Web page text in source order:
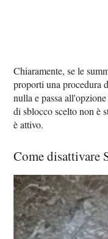
Chiaramente, se le
proporti una procedura
nulla e passa
di sblocco scelto non è
è attivo.
Come disattivare